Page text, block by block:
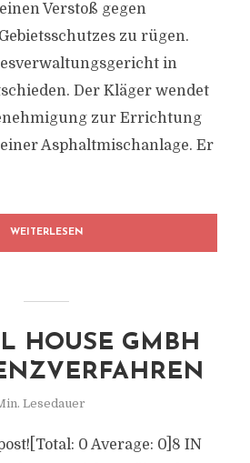
Verstoß gegen
zu rügen.
in
Der Kläger wendet
zur Errichtung
Asphaltmischanlage. Er
WEITERLESEN
HOUSE GMBH
Lesedauer
0 Average: 0]8 IN